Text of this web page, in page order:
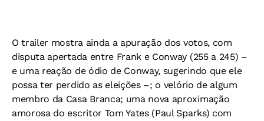
O trailer mostra ainda a apuração dos votos, com
disputa apertada entre Frank e Conway (255 a 245) –
e uma reação de ódio de Conway, sugerindo que ele
possa ter perdido as eleições –; o velório de algum
membro da Casa Branca; uma nova aproximação
amorosa do escritor Tom Yates (Paul Sparks) com